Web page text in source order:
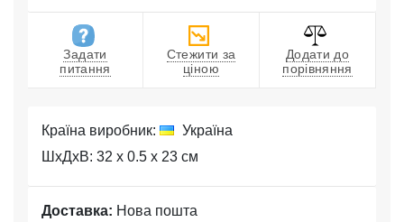
Задати
питання
Стежити за
ціною
Додати до
порівняння
Країна виробник:
Україна
ШхДхВ: 32 x 0.5 x 23 см
Доставка: Нова пошта